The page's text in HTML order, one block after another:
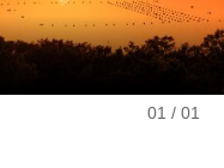
01 01